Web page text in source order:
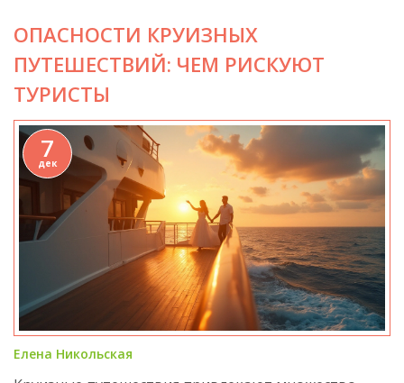
ОПАСНОСТИ КРУИЗНЫХ
ПУТЕШЕСТВИЙ: ЧЕМ РИСКУЮТ
ТУРИСТЫ
7
дек
Елена Никольская